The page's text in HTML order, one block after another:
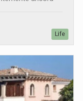
Life